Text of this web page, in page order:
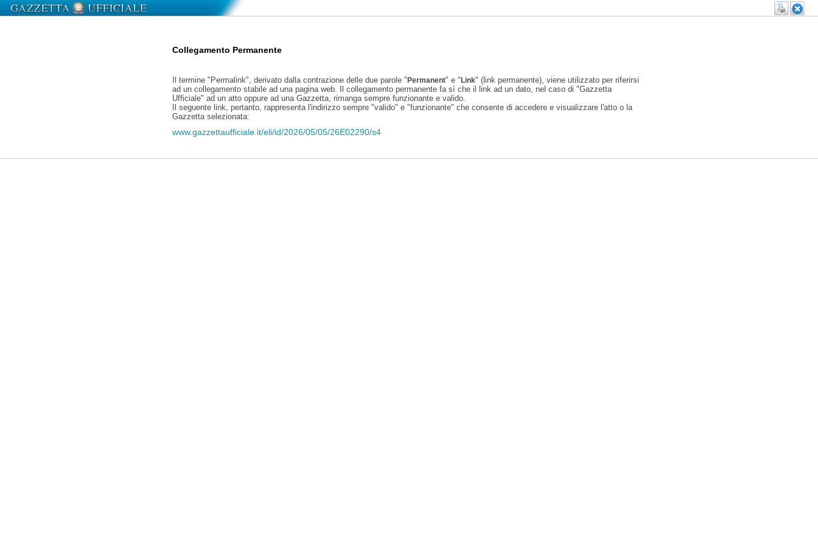
Collegamento Permanente
Il termine "Permalink", derivato dalla contrazione delle due parole "Permanent" e "Link" (link permanente), viene utilizzato per riferirsi
ad un collegamento stabile ad una pagina web. Il collegamento permanente fa sì che il link ad un dato, nel caso di "Gazzetta
Ufficiale" ad un atto oppure ad una Gazzetta, rimanga sempre funzionante e valido.
Il seguente link, pertanto, rappresenta l'indirizzo sempre "valido" e "funzionante" che consente di accedere e visualizzare l'atto o la
Gazzetta selezionata:
www.gazzettaufficiale.it/eli/id/2026/05/05/26E02290/s4